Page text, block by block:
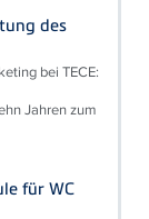
des
bei TECE:
Jahren zum
für WC